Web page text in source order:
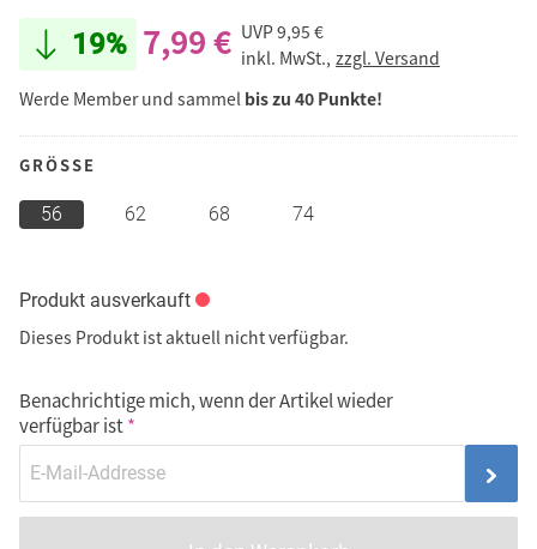
19% 7,99 € UVP9,95 €
inkl. MwSt., zzgl. Versand
Werde Member und sammel bis zu 40 Punkte!
GRÖSSE
56 62 68 74
Produkt ausverkauft
Dieses Produkt ist aktuell nicht verfügbar.
Benachrichtige mich, wenn der Artikel wieder
verfügbar ist